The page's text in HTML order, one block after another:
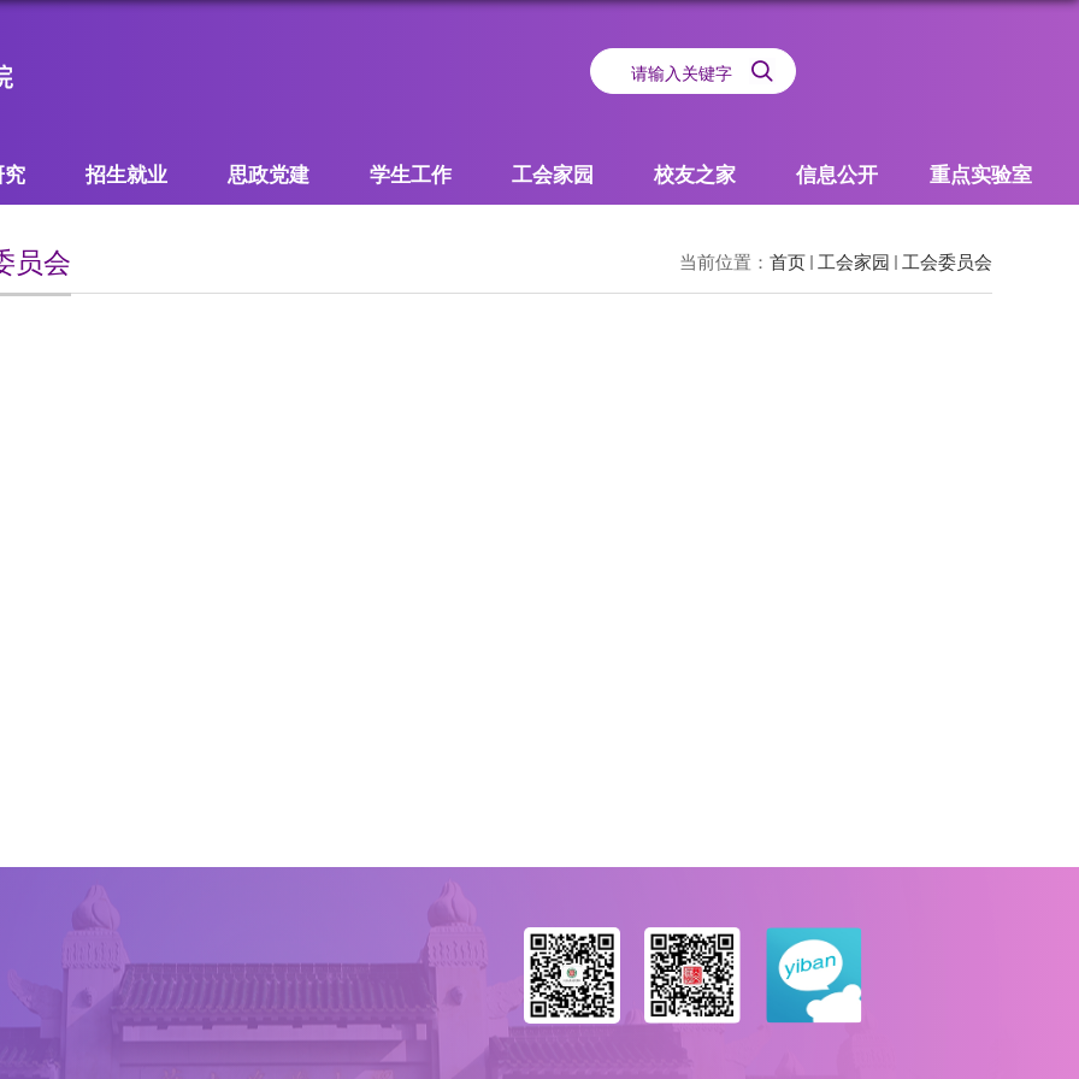
究 招生就业 思政党建 学生工作 工会家园 校友之家 信息公开 重点实验室
当前位置： 首页 工会家园 工会委员会
员会